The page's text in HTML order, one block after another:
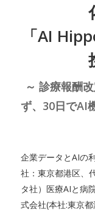
「AI
～ 診療報酬
ず、30日でAI
企業データとAIの
社：東京都港区、
タ社）医療AIと病
式会社(本社:東京